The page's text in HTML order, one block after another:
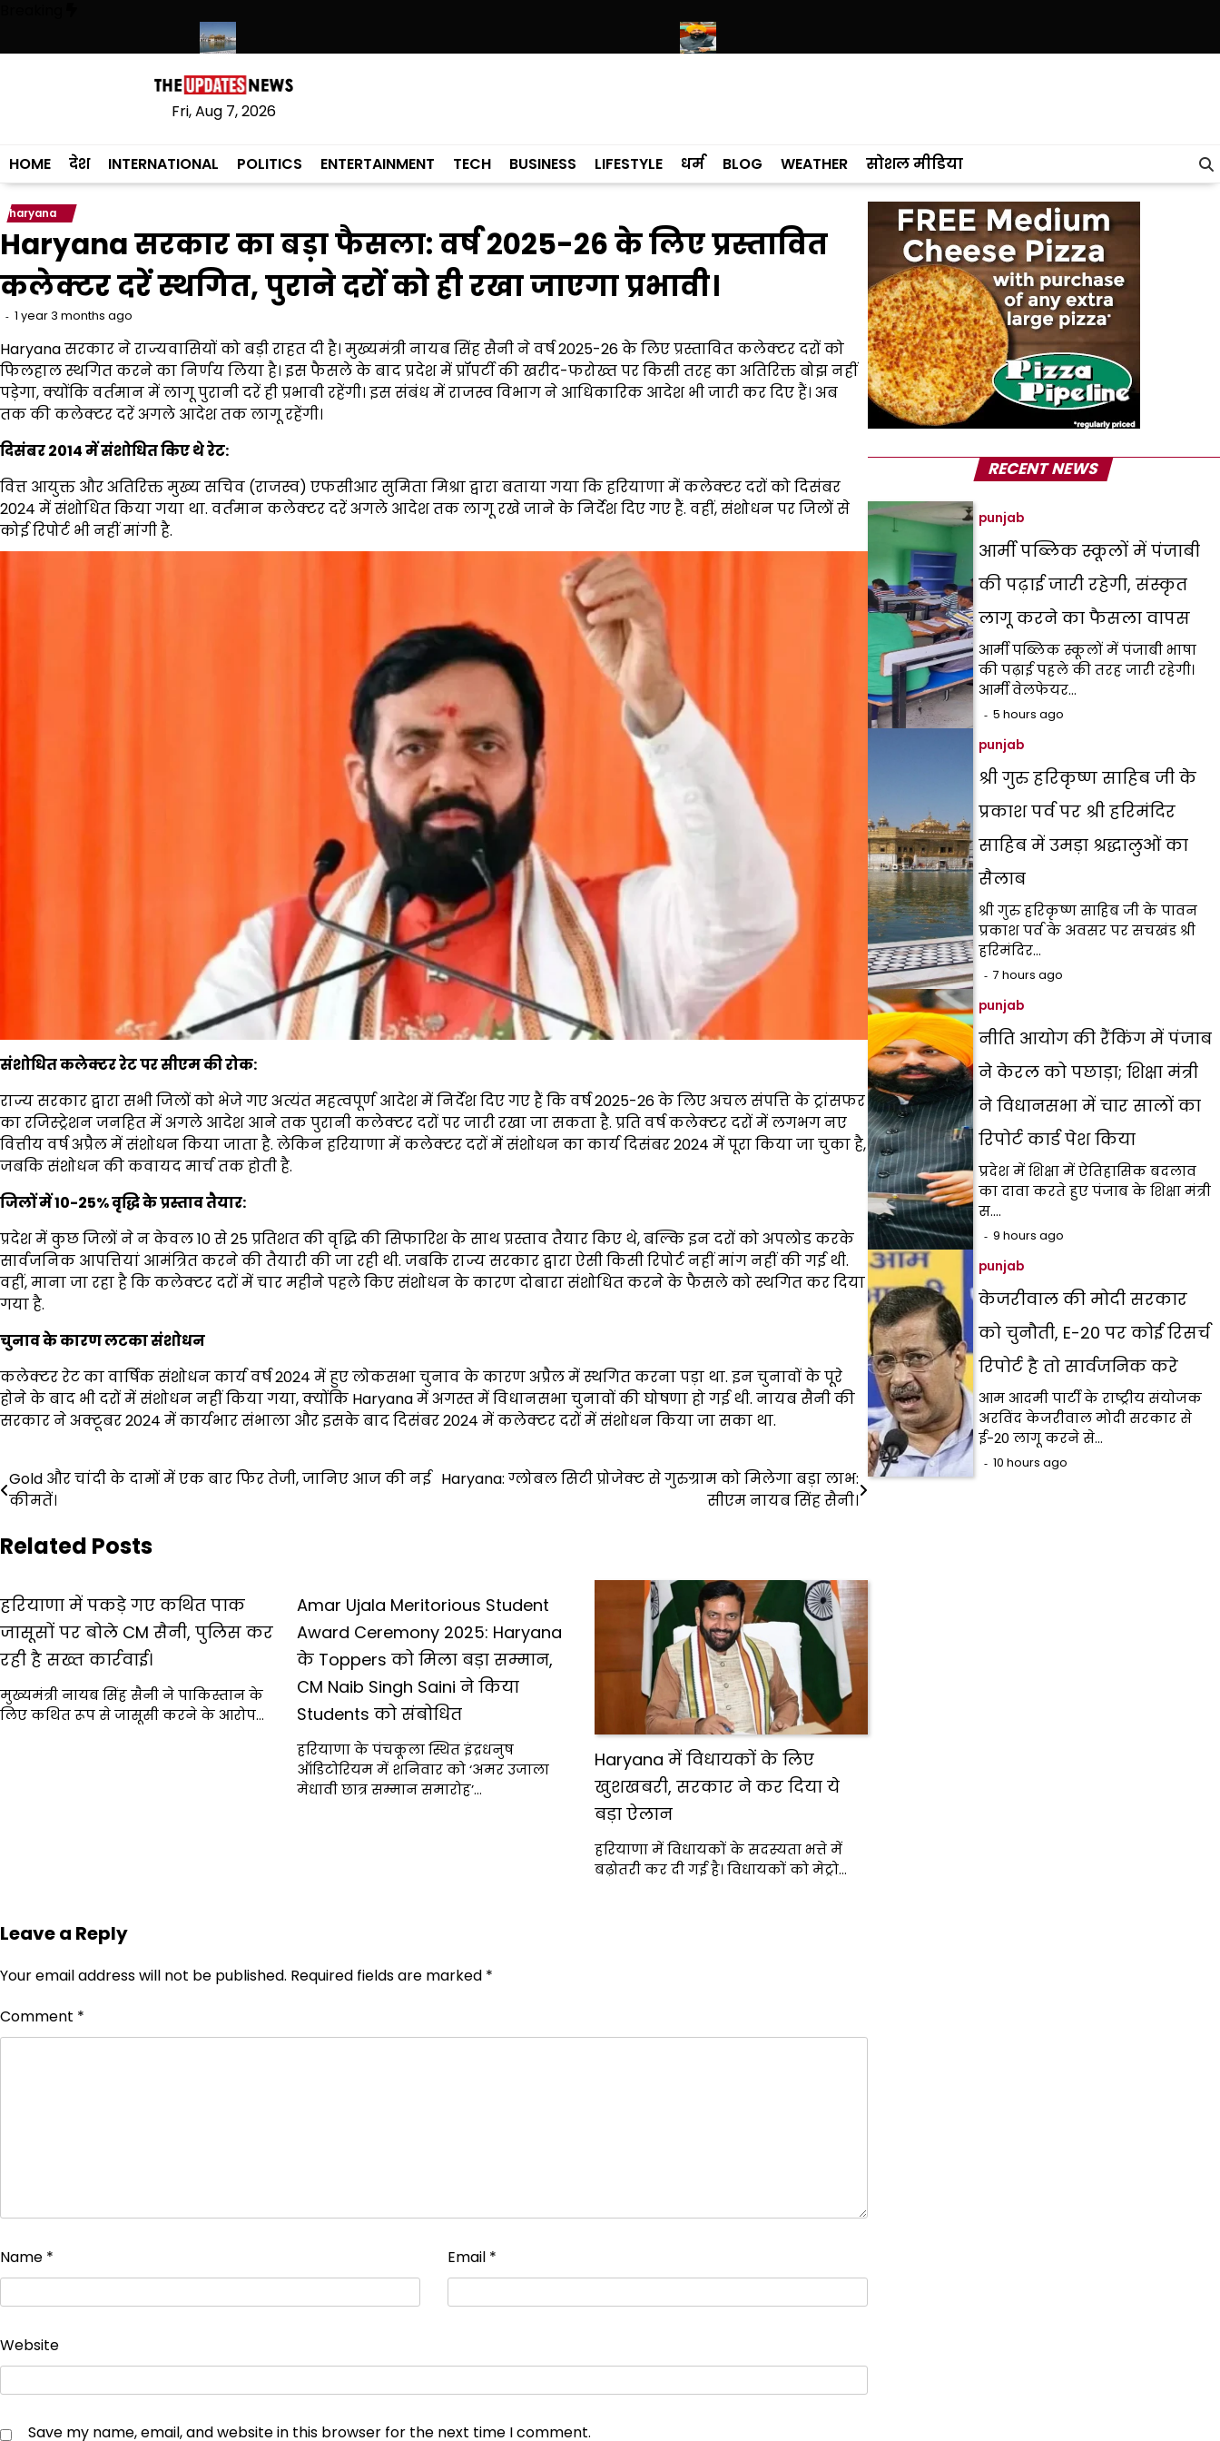
content
श्री गुरु हरिकृष्ण साहिब जी के प्रकाश पर्व पर श्री हरिमंदिर साहिब में उमड़ा श्रद्धालुओं का सैलाब
Fri, Aug 7, 2026
HOME देश INTERNATIONAL POLITICS ENTERTAINMENT TECH BUSINESS LIFESTYLE धर्म BLOG WEATHER सोशल मीडिया
haryana
Haryana सरकार का बड़ा फैसला: वर्ष 2025-26 के लिए प्रस्तावित
कलेक्टर दरें स्थगित, पुराने दरों को ही रखा जाएगा प्रभावी।
1 year 3 months ago
Haryana सरकार ने राज्यवासियों को बड़ी राहत दी है। मुख्यमंत्री नायब सिंह सैनी ने वर्ष 2025-26 के लिए प्रस्तावित कलेक्टर दरों को
फिलहाल स्थगित करने का निर्णय लिया है। इस फैसले के बाद प्रदेश में प्रॉपर्टी की खरीद-फरोख्त पर किसी तरह का अतिरिक्त बोझ नहीं
पड़ेगा, क्योंकि वर्तमान में लागू पुरानी दरें ही प्रभावी रहेंगी। इस संबंध में राजस्व विभाग ने आधिकारिक आदेश भी जारी कर दिए हैं। अब
तक की कलेक्टर दरें अगले आदेश तक लागू रहेंगी।
दिसंबर 2014 में संशोधित किए थे रेट:
वित्त आयुक्त और अतिरिक्त मुख्य सचिव (राजस्व) एफसीआर सुमिता मिश्रा द्वारा बताया गया कि हरियाणा में कलेक्टर दरों को दिसंबर
2024 में संशोधित किया गया था. वर्तमान कलेक्टर दरें अगले आदेश तक लागू रखे जाने के निर्देश दिए गए हैं. वहीं, संशोधन पर जिलों से
कोई रिपोर्ट भी नहीं मांगी है.
संशोधित कलेक्टर रेट पर सीएम की रोक:
राज्य सरकार द्वारा सभी जिलों को भेजे गए अत्यंत महत्वपूर्ण आदेश में निर्देश दिए गए हैं कि वर्ष 2025-26 के लिए अचल संपत्ति के ट्रांसफर
का रजिस्ट्रेशन जनहित में अगले आदेश आने तक पुरानी कलेक्टर दरों पर जारी रखा जा सकता है. प्रति वर्ष कलेक्टर दरों में लगभग नए
वित्तीय वर्ष अप्रैल में संशोधन किया जाता है. लेकिन हरियाणा में कलेक्टर दरों में संशोधन का कार्य दिसंबर 2024 में पूरा किया जा चुका है,
जबकि संशोधन की कवायद मार्च तक होती है.
जिलों में 10-25% वृद्धि के प्रस्ताव तैयार:
प्रदेश में कुछ जिलों ने न केवल 10 से 25 प्रतिशत की वृद्धि की सिफारिश के साथ प्रस्ताव तैयार किए थे, बल्कि इन दरों को अपलोड करके
सार्वजनिक आपत्तियां आमंत्रित करने की तैयारी की जा रही थी. जबकि राज्य सरकार द्वारा ऐसी किसी रिपोर्ट नहीं मांग नहीं की गई थी.
वहीं, माना जा रहा है कि कलेक्टर दरों में चार महीने पहले किए संशोधन के कारण दोबारा संशोधित करने के फैसले को स्थगित कर दिया
गया है.
चुनाव के कारण लटका संशोधन
कलेक्टर रेट का वार्षिक संशोधन कार्य वर्ष 2024 में हुए लोकसभा चुनाव के कारण अप्रैल में स्थगित करना पड़ा था. इन चुनावों के पूरे
होने के बाद भी दरों में संशोधन नहीं किया गया, क्योंकि Haryana में अगस्त में विधानसभा चुनावों की घोषणा हो गई थी. नायब सैनी की
सरकार ने अक्टूबर 2024 में कार्यभार संभाला और इसके बाद दिसंबर 2024 में कलेक्टर दरों में संशोधन किया जा सका था.
Post
navigation
Gold और चांदी के दामों में एक बार फिर तेजी, जानिए आज की नई
कीमतें।
Haryana: ग्लोबल सिटी प्रोजेक्ट से गुरुग्राम को मिलेगा बड़ा लाभ:
सीएम नायब सिंह सैनी।
Related Posts
हरियाणा में पकड़े गए कथित पाक
जासूसों पर बोले CM सैनी, पुलिस कर
रही है सख्त कार्रवाई।
मुख्यमंत्री नायब सिंह सैनी ने पाकिस्तान के
लिए कथित रूप से जासूसी करने के आरोप…
Amar Ujala Meritorious Student
Award Ceremony 2025: Haryana
के Toppers को मिला बड़ा सम्मान,
CM Naib Singh Saini ने किया
Students को संबोधित
हरियाणा के पंचकूला स्थित इंद्रधनुष
ऑडिटोरियम में शनिवार को ‘अमर उजाला
मेधावी छात्र सम्मान समारोह’…
Haryana में विधायकों के लिए
खुशखबरी, सरकार ने कर दिया ये
बड़ा ऐलान
हरियाणा में विधायकों के सदस्यता भत्ते में
बढ़ोतरी कर दी गई है। विधायकों को मेट्रो…
Leave a Reply
Your email address will not be published. Required fields are marked *
Comment *
Name * Email *
Website
Save my name, email, and website in this browser for the next time I comment.
RECENT NEWS
punjab
आर्मी पब्लिक स्कूलों में पंजाबी
की पढ़ाई जारी रहेगी, संस्कृत
लागू करने का फैसला वापस
आर्मी पब्लिक स्कूलों में पंजाबी भाषा
की पढ़ाई पहले की तरह जारी रहेगी।
आर्मी वेलफेयर…
5 hours ago
punjab
श्री गुरु हरिकृष्ण साहिब जी के
प्रकाश पर्व पर श्री हरिमंदिर
साहिब में उमड़ा श्रद्धालुओं का
सैलाब
श्री गुरु हरिकृष्ण साहिब जी के पावन
प्रकाश पर्व के अवसर पर सचखंड श्री
हरिमंदिर…
7 hours ago
punjab
नीति आयोग की रैंकिंग में पंजाब
ने केरल को पछाड़ा; शिक्षा मंत्री
ने विधानसभा में चार सालों का
रिपोर्ट कार्ड पेश किया
प्रदेश में शिक्षा में ऐतिहासिक बदलाव
का दावा करते हुए पंजाब के शिक्षा मंत्री
स.…
9 hours ago
punjab
केजरीवाल की मोदी सरकार
को चुनौती, E-20 पर कोई रिसर्च
रिपोर्ट है तो सार्वजनिक करे
आम आदमी पार्टी के राष्ट्रीय संयोजक
अरविंद केजरीवाल मोदी सरकार से
ई-20 लागू करने से…
10 hours ago